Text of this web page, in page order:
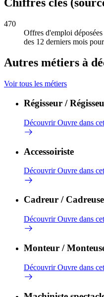
470
Offres d'emploi
des 12 derniers mois
Autres métiers à
Voir tous les métiers
Régisseur /
DécouvrirOuvre dans
Accessoiriste
DécouvrirOuvre dans
Cadreur / Cadreuse
DécouvrirOuvre dans
Monteur /
DécouvrirOuvre dans